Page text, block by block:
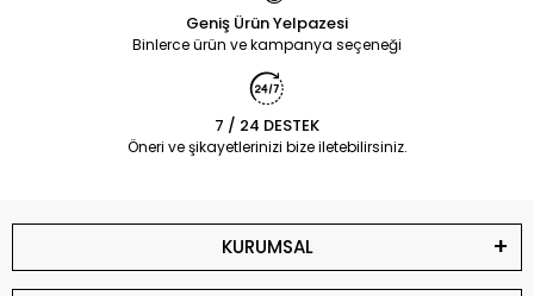
Geniş Ürün Yelpazesi
Binlerce ürün ve kampanya seçeneği
7 / 24 DESTEK
Öneri ve şikayetlerinizi bize iletebilirsiniz.
KURUMSAL